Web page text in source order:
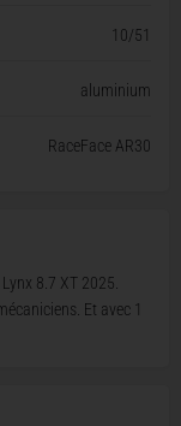
10/51
aluminium
RaceFace AR30
8.7 XT 2025.
Et avec 1